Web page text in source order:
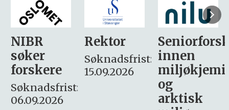
Rektor
Søknadsfrist:
15.09.2026
Seniorforsker
innen
miljøkjemi
søker
– fast
Søknadsfrist: